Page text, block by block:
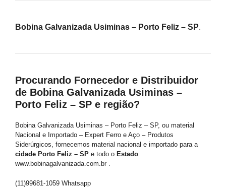
Bobina Galvanizada Usiminas – Porto Feliz – SP.
Procurando Fornecedor e Distribuidor
de Bobina Galvanizada Usiminas –
Porto Feliz – SP e região?
Bobina Galvanizada Usiminas – Porto Feliz – SP, ou material
Nacional e Importado – Expert Ferro e Aço – Produtos
Siderúrgicos, fornecemos material nacional e importado para a
cidade Porto Feliz – SP e todo o Estado.
www.bobinagalvanizada.com.br .
(11)99681-1059 Whatsapp